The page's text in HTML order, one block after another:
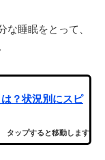
睡眠をとって、
？状況別にスピ
タップすると移動します